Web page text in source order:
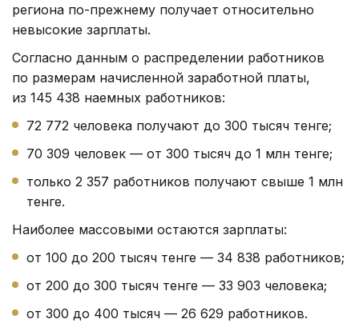
региона по-прежнему получает относительно
невысокие зарплаты.
Согласно данным о распределении работников
по размерам начисленной заработной платы,
из 145 438 наемных работников:
72 772 человека получают до 300 тысяч тенге;
70 309 человек — от 300 тысяч до 1 млн тенге;
только 2 357 работников получают свыше 1 млн
тенге.
Наиболее массовыми остаются зарплаты:
от 100 до 200 тысяч тенге — 34 838 работников;
от 200 до 300 тысяч тенге — 33 903 человека;
от 300 до 400 тысяч — 26 629 работников.